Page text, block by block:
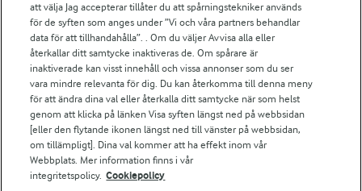
Arlas kundportal
Arla.com
Falbygdens Ost
Arla webbshop
Bildbank
Följ oss
att välja Jag accepterar tillåter du att spårningstekniker används
för de syften som anges under ”Vi och våra partners behandlar
data för att tillhandahålla”. . Om du väljer Avvisa alla eller
återkallar ditt samtycke inaktiveras de. Om spårare är
inaktiverade kan visst innehåll och vissa annonser som du ser
vara mindre relevanta för dig. Du kan återkomma till denna meny
för att ändra dina val eller återkalla ditt samtycke när som helst
genom att klicka på länken Visa syften längst ned på webbsidan
[eller den flytande ikonen längst ned till vänster på webbsidan,
om tillämpligt]. Dina val kommer att ha effekt inom vår
Webbplats. Mer information finns i vår
integritetspolicy. Cookiepolicy